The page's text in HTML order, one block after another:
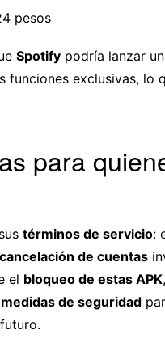
pesos
Spotify podría lanzar
funciones exclusivas, lo
para
términos de servicio:
de cuentas
el bloqueo de estas APK
medidas de seguridad